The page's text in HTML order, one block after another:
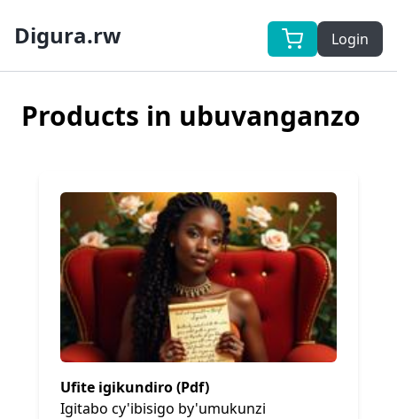
Digura.rw Login
Products in ubuvanganzo
Ufite igikundiro (Pdf)
Igitabo cy'ibisigo by'umukunzi